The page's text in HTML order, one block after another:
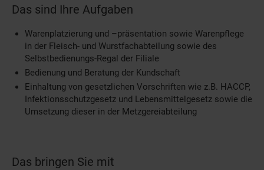
Das sind Ihre Aufgaben
Warenplatzierung und –präsentation sowie Warenpflege
in der Fleisch- und Wurstfachabteilung sowie des
Selbstbedienungs-Regal der Filiale
Bedienung und Beratung der Kundschaft
Einhaltung von gesetzlichen Vorschriften wie z.B. HACCP,
Infektionsschutzgesetz und Lebensmittelgesetz sowie die
Umsetzung dieser in der Metzgereiabteilung
Das bringen Sie mit